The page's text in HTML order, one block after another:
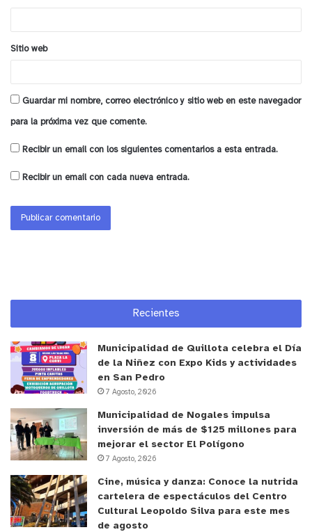
*
Sitio web
Guardar mi nombre, correo electrónico y sitio web en este navegador
para la próxima vez que comente.
Recibir un email con los siguientes comentarios a esta entrada.
Recibir un email con cada nueva entrada.
Recientes
Municipalidad de Quillota celebra el Día
de la Niñez con Expo Kids y actividades
en San Pedro
7 Agosto, 2026
Municipalidad de Nogales impulsa
inversión de más de $125 millones para
mejorar el sector El Polígono
7 Agosto, 2026
Cine, música y danza: Conoce la nutrida
cartelera de espectáculos del Centro
Cultural Leopoldo Silva para este mes
de agosto